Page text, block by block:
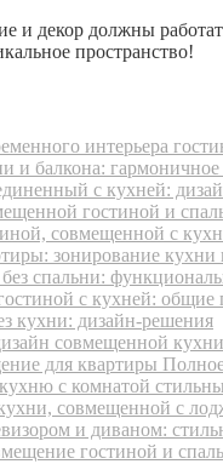
и декор должны
пространство!
интерьера
и балкона: гармоничное
с кухней:
гостиной и
совмещенной с
зонирование кухни
спальни:
с кухней:
кухни: дизайн-решения
совмещенной
для квартиры
с комнатой
совмещенной с
и диваном:
гостиной и